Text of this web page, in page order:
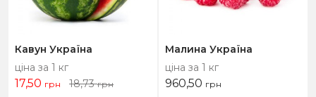
Кавун Україна
ціна за 1 кг
17,50 грн 18,73грн
Малина Україна
ціна за 1 кг
960,50 грн